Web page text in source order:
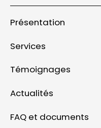
Présentation
Services
Témoignages
Actualités
FAQ et documents